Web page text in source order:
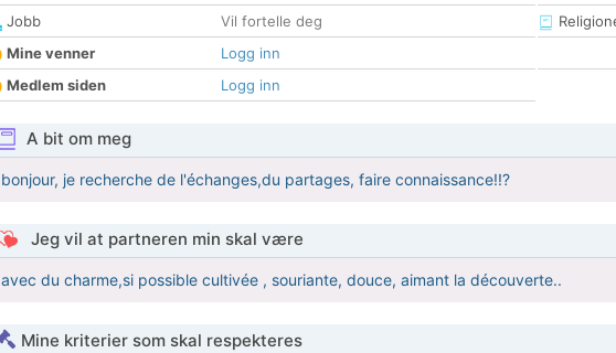
Jobb
Vil fortelle deg
Mine venner
Logg inn
Medlem siden
Logg inn
A bit om meg
bonjour, je recherche de l'échanges,du partages, faire connaissance!!?
Jeg vil at partneren min skal være
avec du charme,si possible cultivée , souriante, douce, aimant la découverte..
Mine kriterier som skal respekteres